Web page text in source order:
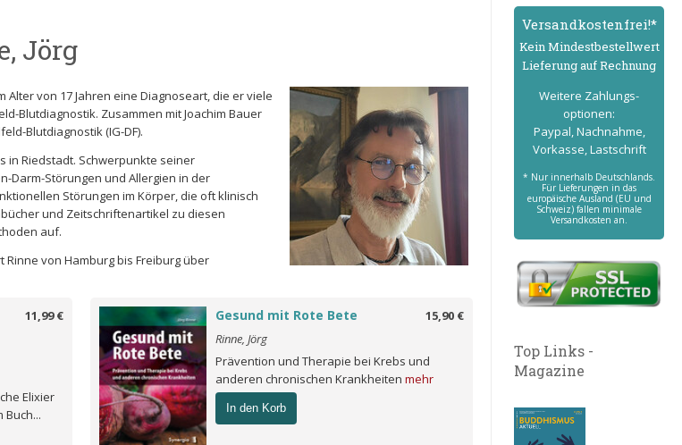
Jörg
Alter von 17 Jahren eine Diagnoseart, die er viele
Blutdiagnostik. Zusammen mit Joachim Bauer
Blutdiagnostik (IG-DF).
in Riedstadt. Schwerpunkte seiner
Darm-Störungen und Allergien in der
Störungen im Körper, die oft klinisch
und Zeitschriftenartikel zu diesen
auf.
von Hamburg bis Freiburg über
11,99 €
Elixier
15,90 €
Gesund mit Rote Bete
Rinne, Jörg
Prävention und Therapie bei Krebs und
anderen chronischen Krankheiten mehr
In den Korb
Versand­kostenfrei!*
Kein Mindest­bestell­wert
Lieferung auf Rechnung
Weitere Zahlungs­
optionen:
Paypal, Nachnahme,
Vorkasse, Lastschrift
* Nur innerhalb Deutschlands.
Für Lieferungen in das
europäische Ausland (EU und
Schweiz) fallen minimale
Versandkosten an.
Top Links -
Magazine